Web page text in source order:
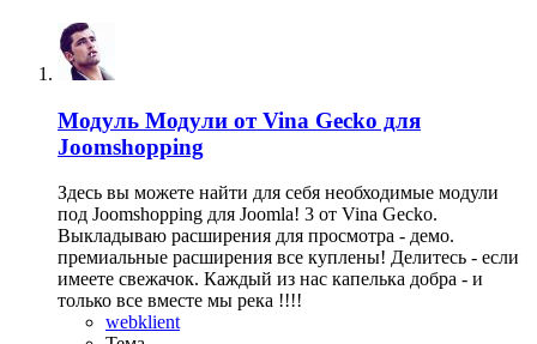
Модуль Модули от Vina Gecko для
Joomshopping
Здесь вы можете найти для себя необходимые модули
под Joomshopping для Joomla! 3 от Vina Gecko.
Выкладываю расширения для просмотра - демо.
премиальные расширения все куплены! Делитесь - если
имеете свежачок. Каждый из нас капелька добра - и
только все вместе мы река !!!!
webklient